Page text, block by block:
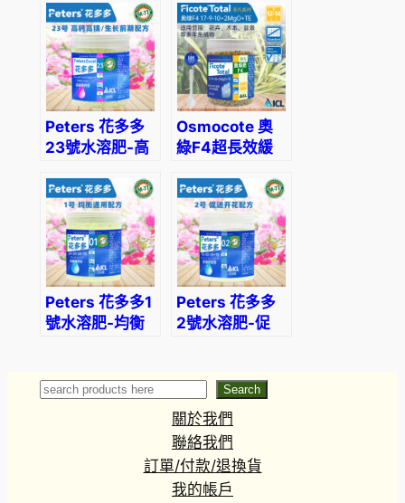
季、繡球、鐵線
蓮及常綠植物使
用
Peters 花多多
23號水溶肥-高
Osmocote 奧
綠F4超長效緩
景、木本植物使
用
Peters 花多多1
號水溶肥-均衡
Peters 花多多
2號水溶肥-促
Search Search
關於我們
聯絡我們
訂單/付款/退換貨
我的帳戶